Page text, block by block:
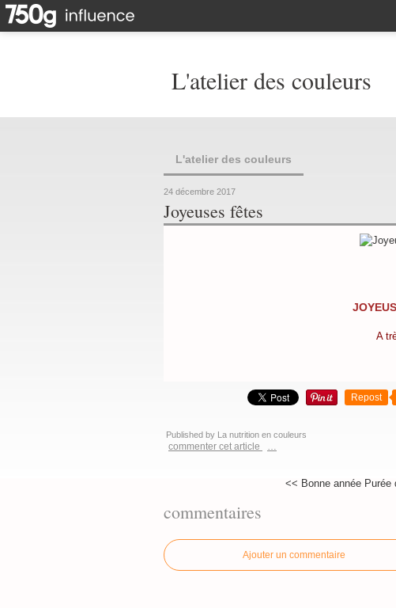
L'atelier des couleurs
L'atelier des couleurs
24 décembre 2017
Joyeuses fêtes
A
Repost
Published by La nutrition en couleurs
commenter cet article …
<< Bonne année Purée
commentaires
Ajouter un commentaire